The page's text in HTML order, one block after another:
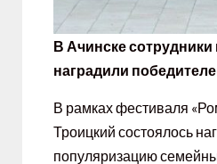
В Ачинске
наградили
В рамках фестиваля
Троицкий состоялось
популяризацию